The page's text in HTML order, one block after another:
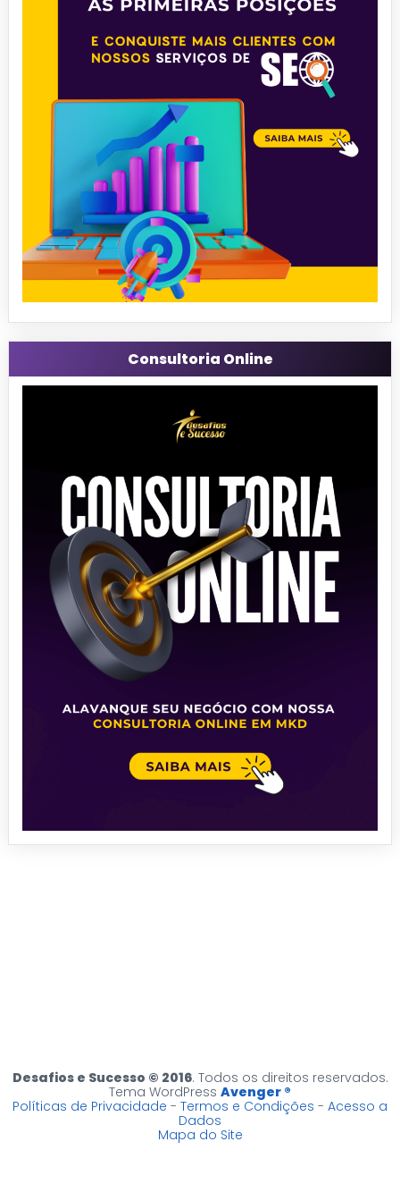
Consultoria Online
Desafios e Sucesso © 2016. Todos os direitos reservados.
Tema WordPress Avenger ®
Políticas de Privacidade - Termos e Condições - Acesso a
Dados
Mapa do Site